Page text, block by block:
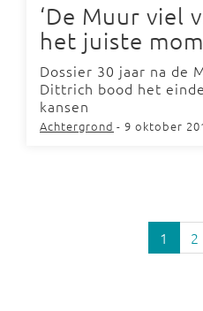
‘De Muur viel
het juiste
Dossier 30 jaar na de
Dittrich bood het
kansen
Achtergrond - 9 oktober
1 2